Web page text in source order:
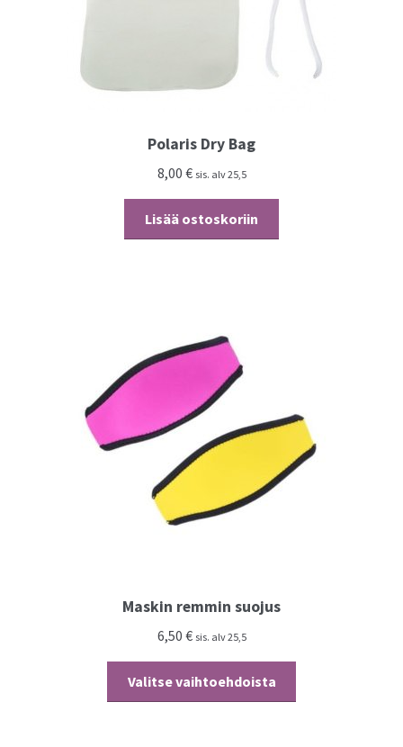
Polaris Dry Bag
8,00 € sis. alv 25,5
Lisää ostoskoriin
Maskin remmin suojus
6,50 € sis. alv 25,5
Valitse vaihtoehdoista